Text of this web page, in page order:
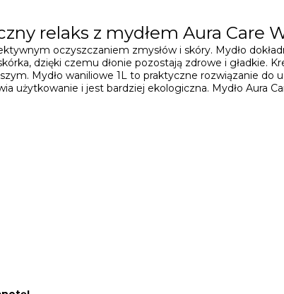
relaks z mydłem Aura Care
oczyszczaniem zmysłów i skóry. Mydło
dzięki czemu dłonie pozostają zdrowe i gładkie.
Mydło waniliowe 1L to praktyczne rozwiązanie do
użytkowanie i jest bardziej ekologiczna. Mydło Aura